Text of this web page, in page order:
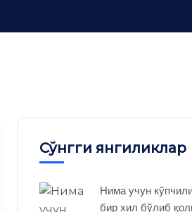
Сўнгги янгиликлар
Нима учун
бир хил бўлиб